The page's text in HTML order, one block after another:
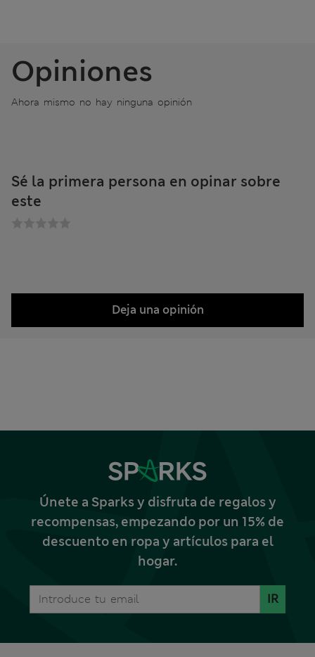
Opiniones
Ahora mismo no hay ninguna opinión
Sé la primera persona en opinar sobre
este
Deja una opinión
Únete a Sparks y disfruta de regalos y
recompensas, empezando por un 15% de
descuento en ropa y artículos para el
hogar.
IR